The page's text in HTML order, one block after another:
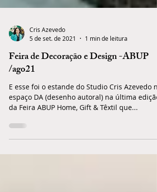
Cris Azevedo
5 de set. de 2021
1 min de leitura
Feira de Decoração e Design -ABUP
/ago21
E esse foi o estande do Studio Cris Azevedo no
da Feira ABUP Home, Gift & Têxtil que...